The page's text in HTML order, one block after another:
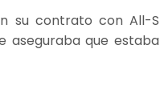
su contrato con All-S
aseguraba que estaba